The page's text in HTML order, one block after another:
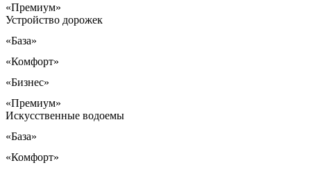
«Премиум»
Устройство дорожек
«База»
«Комфорт»
«Бизнес»
«Премиум»
Искусственные водоемы
«База»
«Комфорт»